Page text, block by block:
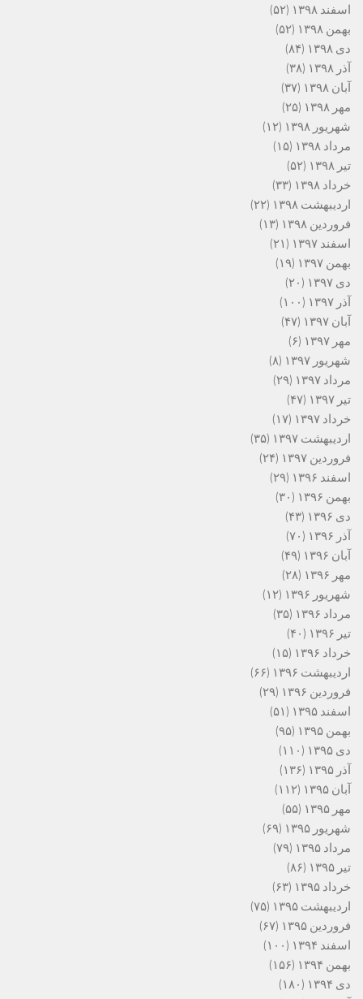
اسفند ۱۳۹۸
(۵۲)
بهمن ۱۳۹۸
(۵۲)
دی ۱۳۹۸
(۸۴)
آذر ۱۳۹۸
(۳۸)
آبان ۱۳۹۸
(۳۷)
مهر ۱۳۹۸
(۲۵)
شهریور ۱۳۹۸
(۱۲)
مرداد ۱۳۹۸
(۱۵)
تیر ۱۳۹۸
(۵۲)
خرداد ۱۳۹۸
(۳۳)
اردیبهشت ۱۳۹۸
(۲۲)
فروردین ۱۳۹۸
(۱۳)
اسفند ۱۳۹۷
(۲۱)
بهمن ۱۳۹۷
(۱۹)
دی ۱۳۹۷
(۲۰)
آذر ۱۳۹۷
(۱۰۰)
آبان ۱۳۹۷
(۴۷)
مهر ۱۳۹۷
(۶)
شهریور ۱۳۹۷
(۸)
مرداد ۱۳۹۷
(۲۹)
تیر ۱۳۹۷
(۴۷)
خرداد ۱۳۹۷
(۱۷)
اردیبهشت ۱۳۹۷
(۳۵)
فروردین ۱۳۹۷
(۲۴)
اسفند ۱۳۹۶
(۲۹)
بهمن ۱۳۹۶
(۳۰)
دی ۱۳۹۶
(۴۳)
آذر ۱۳۹۶
(۷۰)
آبان ۱۳۹۶
(۴۹)
مهر ۱۳۹۶
(۲۸)
شهریور ۱۳۹۶
(۱۲)
مرداد ۱۳۹۶
(۳۵)
تیر ۱۳۹۶
(۴۰)
خرداد ۱۳۹۶
(۱۵)
اردیبهشت ۱۳۹۶
(۶۶)
فروردین ۱۳۹۶
(۲۹)
اسفند ۱۳۹۵
(۵۱)
بهمن ۱۳۹۵
(۹۵)
دی ۱۳۹۵
(۱۱۰)
آذر ۱۳۹۵
(۱۳۶)
آبان ۱۳۹۵
(۱۱۲)
مهر ۱۳۹۵
(۵۵)
شهریور ۱۳۹۵
(۶۹)
مرداد ۱۳۹۵
(۷۹)
تیر ۱۳۹۵
(۸۶)
خرداد ۱۳۹۵
(۶۳)
اردیبهشت ۱۳۹۵
(۷۵)
فروردین ۱۳۹۵
(۶۷)
اسفند ۱۳۹۴
(۱۰۰)
بهمن ۱۳۹۴
(۱۵۶)
دی ۱۳۹۴
(۱۸۰)